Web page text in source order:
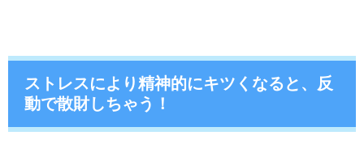
ストレスにより精神的にキツくなると、反
動で散財しちゃう！